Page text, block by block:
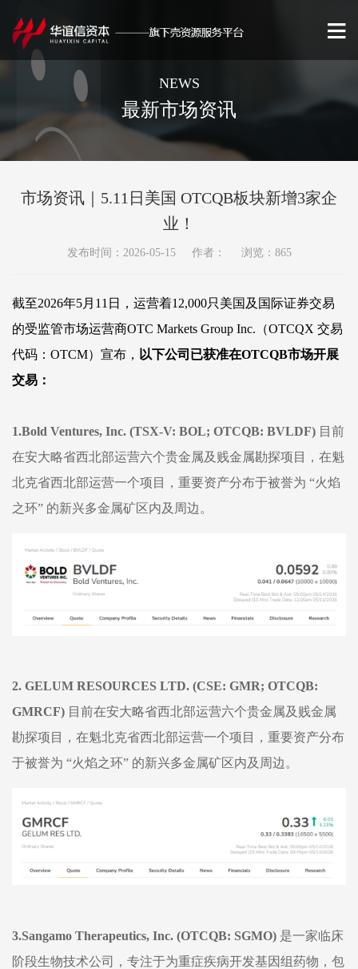
NEWS
最新市场资讯
市场资讯｜5.11日美国 OTCQB板块新增3家企
业！
发布时间：2026-05-15 作者： 浏览：865
截至2026年5月 11 日，运营着12,000只美国及国际证券交易
的受监管市场运营商OTC Markets Group Inc.（OTCQX 交易
代码：OTCM）宣布， 以下公司已获准在OTCQB市场开展
交易：
1.Bold Ventures, Inc. (TSX-V: BOL; OTCQB: BVLDF) 目前
在安大略省西北部运营六个贵金属及贱金属勘探项目，在魁
北克省西北部运营一个项目，重要资产分布于被誉为 “火焰
之环” 的新兴多金属矿区内及周边。
2. GELUM RESOURCES LTD. (CSE: GMR; OTCQB:
GMRCF) 目前在安大略省西北部运营六个贵金属及贱金属
勘探项目，在魁北克省西北部运营一个项目，重要资产分布
于被誉为 “火焰之环” 的新兴多金属矿区内及周边。
3.Sangamo Therapeutics, Inc. (OTCQB: SGMO) 是一家临床
阶段生物技术公司，专注于为重症疾病开发基因组药物，包